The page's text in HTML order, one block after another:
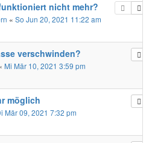
nicht mehr?
« So Jun 20, 2021 11:22 am
verschwinden?
Mi Mär 10, 2021 3:59 pm
möglich
Mär 09, 2021 7:32 pm